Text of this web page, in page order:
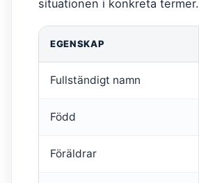
situationen i konkreta termer.
EGENSKAP
Fullständigt namn
Född
Föräldrar